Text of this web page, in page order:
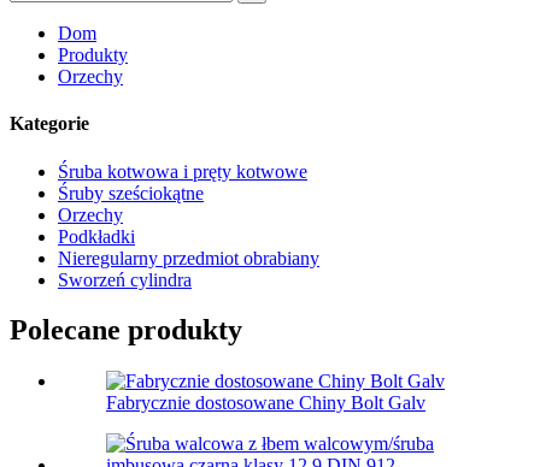
Dom
Produkty
Orzechy
Kategorie
Śruba kotwowa i pręty kotwowe
Śruby sześciokątne
Orzechy
Podkładki
Nieregularny przedmiot obrabiany
Sworzeń cylindra
Polecane produkty
Fabrycznie dostosowane Chiny Bolt Galv